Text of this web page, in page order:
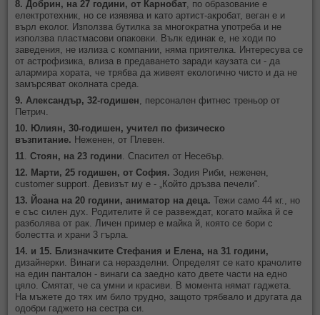
8. Добрин, на 27 години, от Карнобат, по образование е
електротехник, но се изявява и като артист-акробат, веган е и
върл еколог. Използва бутилка за многократна употреба и не
използва пластмасови опаковки. Вълк единак е, не ходи по
заведения, не излиза с компании, няма приятелка. Интересува се
от астрофизика, влиза в предаването заради каузата си - да
алармира хората, че трябва да живеят екологично чисто и да не
замърсяват околната среда.
9. Александър, 32-годишен, персонален фитнес треньор от
Петрич.
10. Юлиян, 30-годишен, учител по физическо
възпитание. Неженен, от Плевен.
11.Стоян, на 23 години. Спасител от Несебър.
12. Марти, 25 годишен, от София. Зодия Риби, неженен,
customer support. Девизът му е - „Който дръзва печели“.
13. Йоана на 20 години, аниматор на деца.Тежи само 44 кг., но
е със силен дух. Родителите й се развеждат, когато майка й се
разболява от рак. Личен пример е майка й, която се бори с
болестта и храни 3 гърла.
14. и 15. Близначките Стефания и Елена, на 31 години,
дизайнерки. Винаги са неразделни. Определят се като крачолите
на един панталон - винаги са заедно като двете части на едно
цяло. Смятат, че са умни и красиви. В момента нямат гаджета.
На мъжете до тях им било трудно, защото трябвало и другата да
одобри гаджето на сестра си.